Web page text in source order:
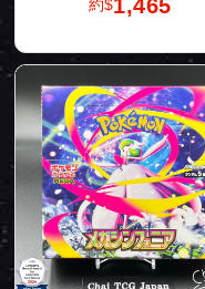
約$1,465